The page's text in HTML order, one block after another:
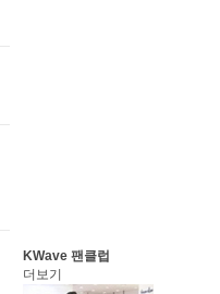
KWave 팬클럽
더보기